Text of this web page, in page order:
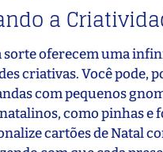
a
sorte oferecem uma
criativas. Você pode,
com pequenos
como pinhas e
cartões de Natal